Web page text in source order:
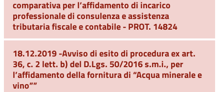
comparativa per l’affidamento di incarico
professionale di consulenza e assistenza
tributaria fiscale e contabile - PROT. 14824
18.12.2019 -Avviso di esito di procedura ex art.
36, c. 2 lett. b) del D.Lgs. 50/2016 s.m.i., per
l’affidamento della fornitura di “Acqua minerale e
vino””